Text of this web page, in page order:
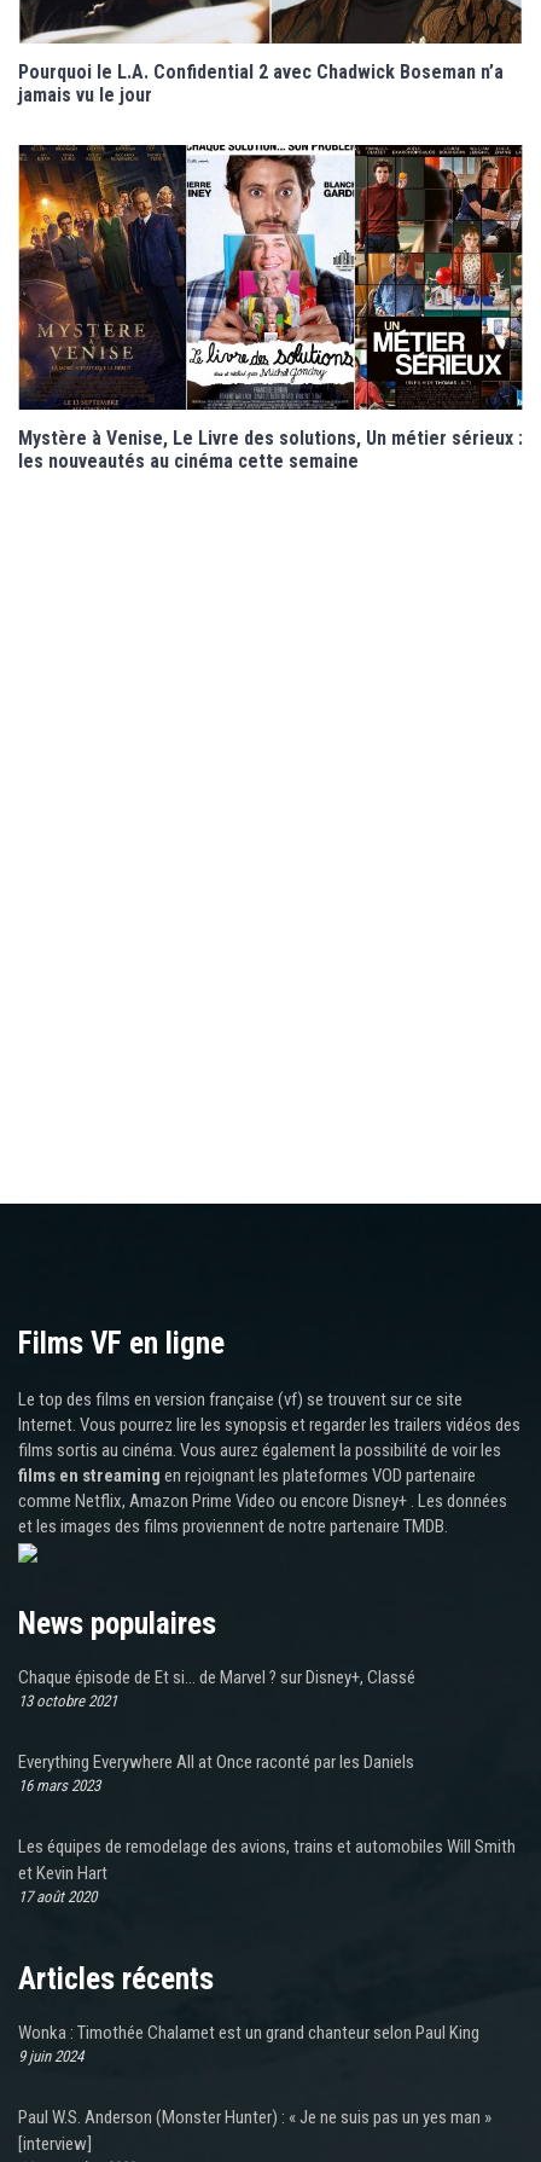
Pourquoi le L.A. Confidential 2 avec Chadwick Boseman n’a
jamais vu le jour
Mystère à Venise, Le Livre des solutions, Un métier sérieux :
les nouveautés au cinéma cette semaine
Films VF en ligne
Le top des films en version française (vf) se trouvent sur ce site
Internet. Vous pourrez lire les synopsis et regarder les trailers vidéos des
films sortis au cinéma. Vous aurez également la possibilité de voir les
films en streaming en rejoignant les plateformes VOD partenaire
comme Netflix, Amazon Prime Video ou encore Disney+ . Les données
et les images des films proviennent de notre partenaire TMDB.
News populaires
Chaque épisode de Et si… de Marvel ? sur Disney+, Classé
13 octobre 2021
Everything Everywhere All at Once raconté par les Daniels
16 mars 2023
Les équipes de remodelage des avions, trains et automobiles Will Smith
et Kevin Hart
17 août 2020
Articles récents
Wonka : Timothée Chalamet est un grand chanteur selon Paul King
9 juin 2024
Paul W.S. Anderson (Monster Hunter) : « Je ne suis pas un yes man »
[interview]